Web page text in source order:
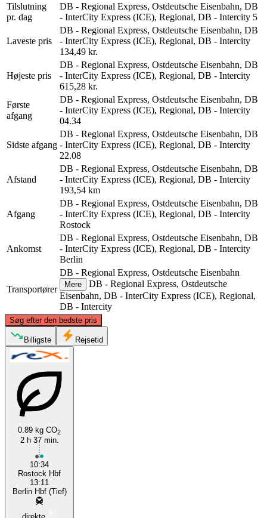
Tilslutning
pr. dag
DB - Regional Express, Ostdeutsche Eisenbahn, DB
- InterCity Express (ICE), Regional, DB - Intercity 5
Laveste pris
DB - Regional Express, Ostdeutsche Eisenbahn, DB
- InterCity Express (ICE), Regional, DB - Intercity
134,49 kr.
Højeste pris
DB - Regional Express, Ostdeutsche Eisenbahn, DB
- InterCity Express (ICE), Regional, DB - Intercity
615,28 kr.
Første
afgang
DB - Regional Express, Ostdeutsche Eisenbahn, DB
- InterCity Express (ICE), Regional, DB - Intercity
04.34
Sidste afgang
DB - Regional Express, Ostdeutsche Eisenbahn, DB
- InterCity Express (ICE), Regional, DB - Intercity
22.08
Afstand
DB - Regional Express, Ostdeutsche Eisenbahn, DB
- InterCity Express (ICE), Regional, DB - Intercity
193,54 km
Afgang
DB - Regional Express, Ostdeutsche Eisenbahn, DB
- InterCity Express (ICE), Regional, DB - Intercity
Rostock
Ankomst
DB - Regional Express, Ostdeutsche Eisenbahn, DB
- InterCity Express (ICE), Regional, DB - Intercity
Berlin
Transportører
DB - Regional Express, Ostdeutsche Eisenbahn
Mere
DB - Regional Express, Ostdeutsche
Eisenbahn, DB - InterCity Express (ICE), Regional,
DB - Intercity
Søg efter den bedste pris
Rostock
Billigste Rejsetid
0.89 kg CO2
2 h 37 min.
10:34
Rostock Hbf
13:11
Berlin Hbf (Tief)